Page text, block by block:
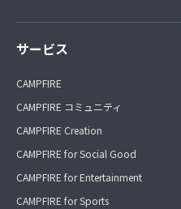
サービス
CAMPFIRE
CAMPFIRE コミュニティ
CAMPFIRE Creation
CAMPFIRE for Social Good
CAMPFIRE for Entertainment
CAMPFIRE for Sports